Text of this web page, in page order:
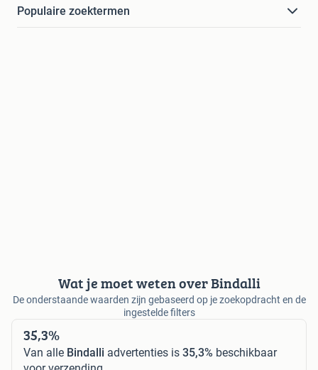
Populaire zoektermen
Wat je moet weten over Bindalli
De onderstaande waarden zijn gebaseerd op je zoekopdracht en de
ingestelde filters
35,3%
Van alle Bindalli advertenties is 35,3% beschikbaar